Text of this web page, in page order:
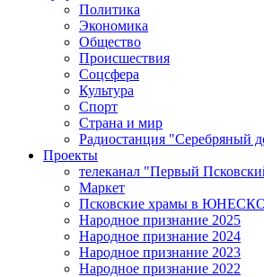
Политика
Экономика
Общество
Происшествия
Соцсфера
Культура
Спорт
Страна и мир
Радиостанция "Серебряный
Проекты
телеканал "Первый
Маркет
Псковские храмы в
Народное признание 2025
Народное признание 2024
Народное признание 2023
Народное признание 2022